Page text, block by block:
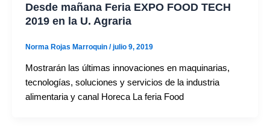
Desde mañana Feria EXPO FOOD TECH
2019 en la U. Agraria
Norma Rojas Marroquin /julio 9, 2019
Mostrarán las últimas innovaciones en maquinarias,
tecnologías, soluciones y servicios de la industria
alimentaria y canal Horeca La feria Food